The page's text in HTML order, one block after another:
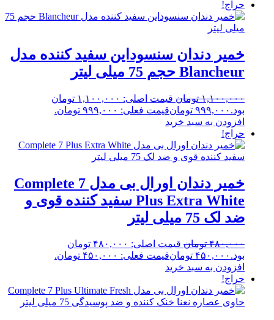
حراج!
خمیر دندان سنسوداین سفید کننده مدل
Blancheur حجم 75 میلی لیتر
۱,۱۰۰,۰۰۰ تومان
قیمت اصلی: ۱,۱۰۰,۰۰۰ تومان
بود. ۹۹۹,۰۰۰ تومانقیمت فعلی: ۹۹۹,۰۰۰ تومان.
افزودن به سبد خرید
حراج!
خمیر دندان اورال بی مدل Complete 7
Plus Extra White سفید کننده قوی و
ضد لک 75 میلی لیتر
۴۸۰,۰۰۰ تومان
قیمت اصلی: ۴۸۰,۰۰۰ تومان
بود. ۴۵۰,۰۰۰ تومانقیمت فعلی: ۴۵۰,۰۰۰ تومان.
افزودن به سبد خرید
حراج!